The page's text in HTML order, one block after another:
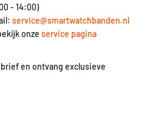
- 14:00)
service@smartwatchbanden.nl
onze service pagina
en ontvang exclusieve